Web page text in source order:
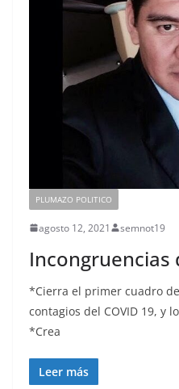
PLUMAZO POLITICO
agosto 12, 2021 semnot19
Incongruencias
*Cierra el primer cuadro
contagios del COVID 19, y
*Crea
Leer más